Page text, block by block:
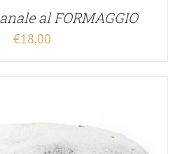
al FORMAGGIO
€18,00